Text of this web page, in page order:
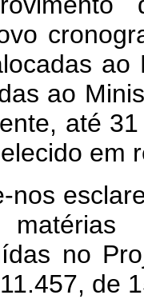
ao
até
em
nos
no
de